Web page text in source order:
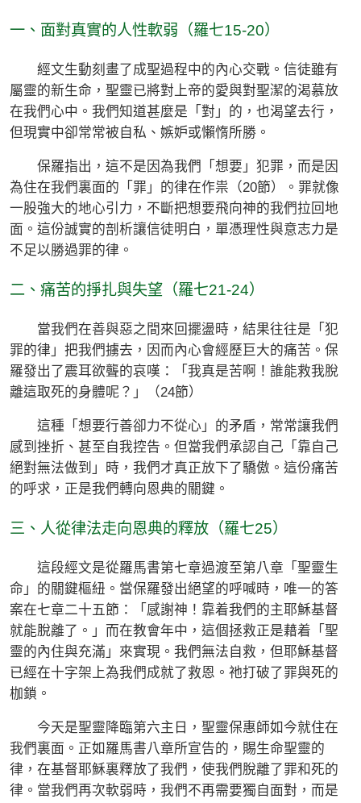
一、面對真實的人性軟弱（羅七15-20）
經文生動刻畫了成聖過程中的內心交戰。信徒雖有
屬靈的新生命，聖靈已將對上帝的愛與對聖潔的渴慕放
在我們心中。我們知道甚麼是「對」的，也渴望去行，
但現實中卻常常被自私、嫉妒或懶惰所勝。
保羅指出，這不是因為我們「想要」犯罪，而是因
為住在我們裏面的「罪」的律在作祟（20節）。罪就像
一股強大的地心引力，不斷把想要飛向神的我們拉回地
面。這份誠實的剖析讓信徒明白，單憑理性與意志力是
不足以勝過罪的律。
二、痛苦的掙扎與失望（羅七21-24）
當我們在善與惡之間來回擺盪時，結果往往是「犯
罪的律」把我們擄去，因而內心會經歷巨大的痛苦。保
羅發出了震耳欲聾的哀嘆：「我真是苦啊！誰能救我脫
離這取死的身體呢？」（24節）
這種「想要行善卻力不從心」的矛盾，常常讓我們
感到挫折、甚至自我控告。但當我們承認自己「靠自己
絕對無法做到」時，我們才真正放下了驕傲。這份痛苦
的呼求，正是我們轉向恩典的關鍵。
三、人從律法走向恩典的釋放（羅七25）
這段經文是從羅馬書第七章過渡至第八章「聖靈生
命」的關鍵樞紐。當保羅發出絕望的呼喊時，唯一的答
案在七章二十五節：「感謝神！靠着我們的主耶穌基督
就能脫離了。」而在教會年中，這個拯救正是藉着「聖
靈的內住與充滿」來實現。我們無法自救，但耶穌基督
已經在十字架上為我們成就了救恩。祂打破了罪與死的
枷鎖。
今天是聖靈降臨第六主日，聖靈保惠師如今就住在
我們裏面。正如羅馬書八章所宣告的，賜生命聖靈的
律，在基督耶穌裏釋放了我們，使我們脫離了罪和死的
律。當我們再次軟弱時，我們不再需要獨自面對，而是